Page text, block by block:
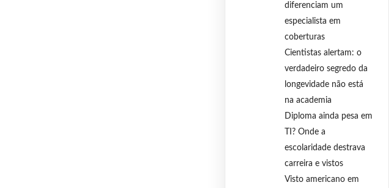
diferenciam um
especialista em
coberturas
Cientistas alertam: o
verdadeiro segredo da
longevidade não está
na academia
Diploma ainda pesa em
TI? Onde a
escolaridade destrava
carreira e vistos
Visto americano em